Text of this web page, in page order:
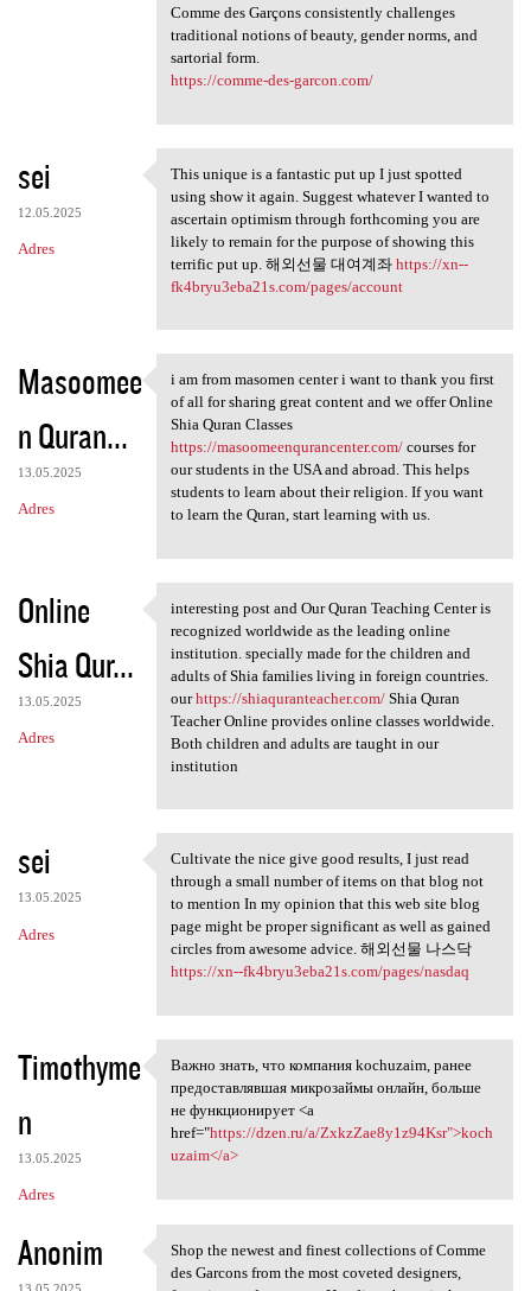
Comme des Garçons consistently challenges
traditional notions of beauty, gender norms, and
sartorial form.
https://comme-des-garcon.com/
sei
12.05.2025
Adres
This unique is a fantastic
This unique is a fantastic put up I just spotted
using show it again. Suggest whatever I wanted to
ascertain optimism through forthcoming you are
likely to remain for the purpose of showing this
terrific put up. 해외선물 대여계좌 https://xn--
fk4bryu3eba21s.com/pages/account
Masoomee
n Quran...
13.05.2025
Adres
i am from masomen center i
i am from masomen center i want to thank you first
of all for sharing great content and we offer Online
Shia Quran Classes
https://masoomeenqurancenter.com/courses for
our students in the USA and abroad. This helps
students to learn about their religion. If you want
to learn the Quran, start learning with us.
Online
Shia Qur...
13.05.2025
Adres
interesting post and Our
interesting post and Our Quran Teaching Center is
recognized worldwide as the leading online
institution. specially made for the children and
adults of Shia families living in foreign countries.
ourhttps://shiaquranteacher.com/Shia Quran
Teacher Online provides online classes worldwide.
Both children and adults are taught in our
institution
sei
13.05.2025
Adres
Cultivate the nice give good
Cultivate the nice give good results, I just read
through a small number of items on that blog not
to mention In my opinion that this web site blog
page might be proper significant as well as gained
circles from awesome advice. 해외선물 나스닥
https://xn--fk4bryu3eba21s.com/pages/nasdaq
Timothyme
n
13.05.2025
Adres
Важно знать, что компания
Важно знать, что компания kochuzaim, ранее
предоставлявшая микрозаймы онлайн, больше
не функционирует <a
href="https://dzen.ru/a/ZxkzZae8y1z94Ksr">koch
uzaim</a>
Anonim Shop the newest and finest
Shop the newest and finest collections of Comme
des Garcons from the most coveted designers,